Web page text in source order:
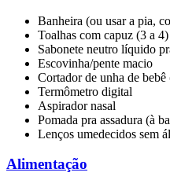
Banheira (ou usar a pia,
Toalhas com capuz (3 a 4)
Sabonete neutro líquido
Escovinha/pente macio
Cortador de unha de
Termômetro digital
Aspirador nasal
Pomada pra assadura (à
Lenços umedecidos sem
Alimentação